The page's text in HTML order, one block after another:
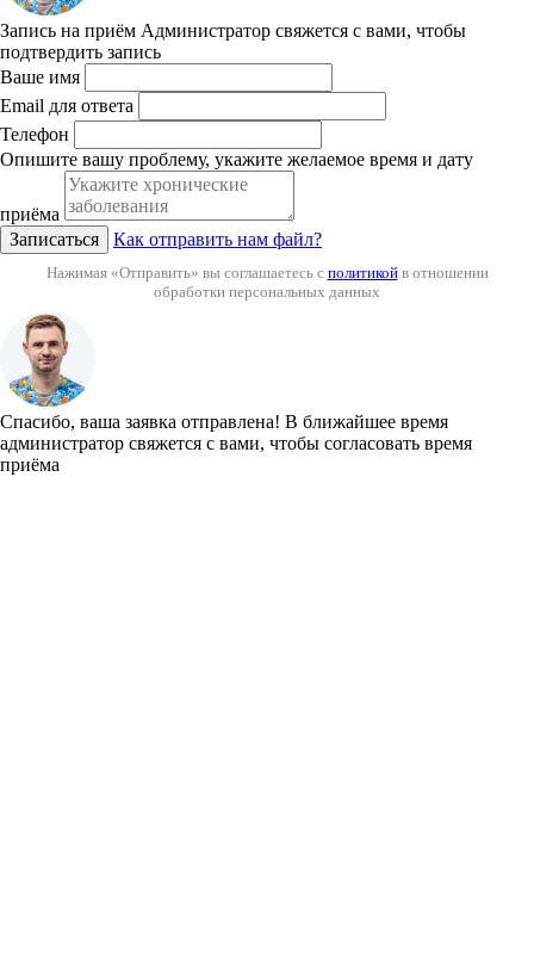
Запись на приём Администратор свяжется с вами, чтобы
подтвердить запись
Ваше имя
Email для ответа
Телефон
Опишите вашу проблему, укажите желаемое время и дату
приёма
Записаться
Как отправить нам файл?
Нажимая «Отправить» вы соглашаетесь с политикойв отношении
обработки персональных данных
Спасибо, ваша заявка отправлена! В ближайшее время
администратор свяжется с вами, чтобы согласовать время
приёма